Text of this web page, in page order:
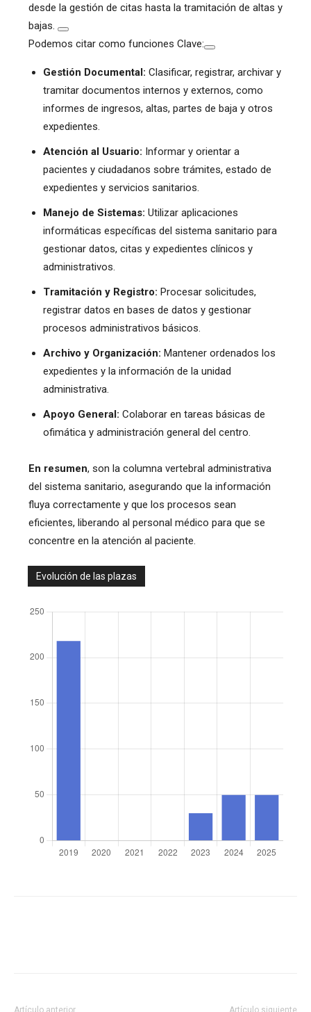
desde la gestión de citas hasta la tramitación de altas y
bajas.
Podemos citar como funciones Clave:
Gestión Documental: Clasificar, registrar, archivar y
tramitar documentos internos y externos, como
informes de ingresos, altas, partes de baja y otros
expedientes.
Atención al Usuario: Informar y orientar a
pacientes y ciudadanos sobre trámites, estado de
expedientes y servicios sanitarios.
Manejo de Sistemas: Utilizar aplicaciones
informáticas específicas del sistema sanitario para
gestionar datos, citas y expedientes clínicos y
administrativos.
Tramitación y Registro: Procesar solicitudes,
registrar datos en bases de datos y gestionar
procesos administrativos básicos.
Archivo y Organización: Mantener ordenados los
expedientes y la información de la unidad
administrativa.
Apoyo General: Colaborar en tareas básicas de
ofimática y administración general del centro.
En resumen, son la columna vertebral administrativa
del sistema sanitario, asegurando que la información
fluya correctamente y que los procesos sean
eficientes, liberando al personal médico para que se
concentre en la atención al paciente.
Evolución de las plazas